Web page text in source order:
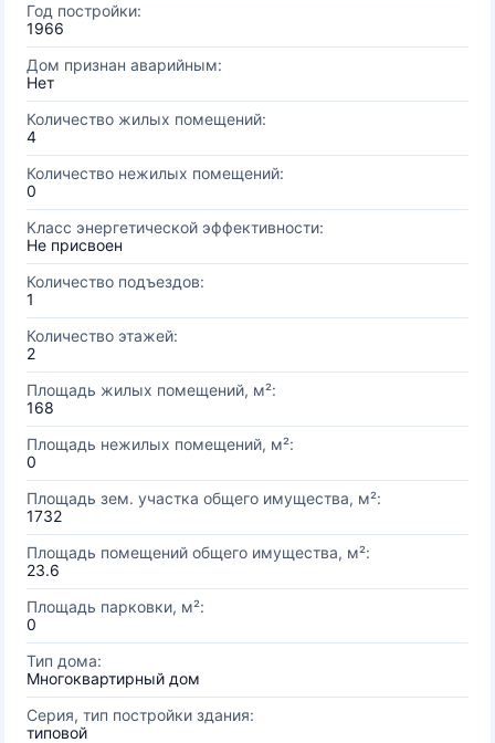
Год постройки:
1966
Дом признан аварийным:
Нет
Количество жилых помещений:
4
Количество нежилых помещений:
0
Класс энергетической эффективности:
Не присвоен
Количество подъездов:
1
Количество этажей:
2
Площадь жилых помещений, м²:
168
Площадь нежилых помещений, м²:
0
Площадь зем. участка общего имущества, м²:
1732
Площадь помещений общего имущества, м²:
23.6
Площадь парковки, м²:
0
Тип дома:
Многоквартирный дом
Серия, тип постройки здания:
типовой